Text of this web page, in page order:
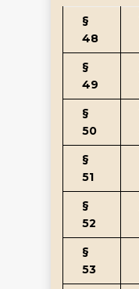
§
48
§
49
§
50
§
51
§
52
§
53